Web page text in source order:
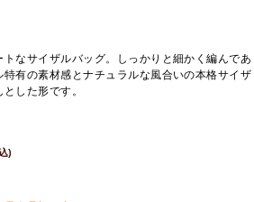
なサイザルバッグ。しっかりと細かく編んであ
特有の素材感とナチュラルな風合いの本格サイザ
した形です。
)